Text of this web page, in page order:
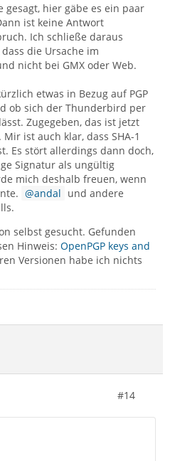
hier gäbe es ein paar
ist keine Antwort
Ich schließe daraus
die Ursache im
nicht bei GMX oder Web.
etwas in Bezug auf PGP
ob sich der Thunderbird per
Zugegeben, das ist jetzt
ist auch klar, dass SHA-1
Es stört allerdings dann doch,
Signatur als ungültig
mich deshalb freuen, wenn
andal und andere
selbst gesucht. Gefunden
Hinweis: OpenPGP keys and
Versionen habe ich nichts
#14